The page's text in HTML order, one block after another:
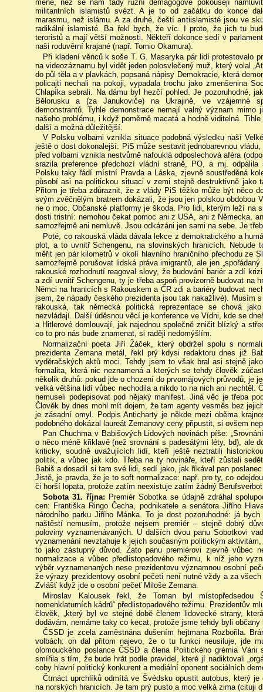
méně, než se nám tady různí demagogové pokoušejí
militantních islamistů svézt. A je to od začátku do konce
marasmu, než islámu. A za druhé, čeští antiislamisté jsou ve
radikální islamisté. Ba řekl bych, že víc. I proto, že jich tu
teroristů a mají větší možnosti. Někteří dokonce sedí v
naši roduvěrní krajané (např. Tomio Okamura).
Při kladení věnců k soše T. G. Masaryka pár lidí protestovalo
na videozáznamu byl vidět jeden polosvlečený muž, který volal
do půl těla a v plavkách, popsaná nápisy Demokracie, která
policajti nechali na pokoji, vypadala trochu jako zmenšenina
Chlapíka sebrali. Na dámu byl hezčí pohled. Je pozoruhodné,
Bělorusku a (za Janukoviče) na Ukrajině, ve vzájemné
demonstrantů. Tyhle demonstrace nemají valný význam
našeho problému, i když poměrně macatá a hodně viditelná.
další a možná důležitější.
V Polsku volbami vznikla situace podobná výsledku naší
ještě o dost dokonalejší: PiS může sestavit jednobarevnou
před volbami vznikla nestvůrně nafouklá odposlechová aféra
srazila preference předchozí vládní straně, PO, a mj. odpálila
Polsku taky řádí místní Pravda a Láska, zjevně soustředěná
působí asi na politickou situaci v zemi stejně destruktivně jako
Přitom je třeba zdůraznit, že z vlády PiS těžko může být něco
svým zvěčnělým bratrem dokázali, že jsou jen polskou obdobou
ne o moc. Občanské platformy je škoda. Pro lidi, kterým leží na
dosti tristní: nemohou čekat pomoc ani z USA, ani z Německa,
samozřejmě ani nemluvě. Jsou odkázáni jen sami na sebe. Je
Poté, co rakouská vláda dávala lekce z demokratického a
plot, a to uvnitř Schengenu, na slovinských hranicích. Nebude
měřit jen pár kilometrů v okolí hlavního hraničního přechodu ze
samozřejmě porušovat lidská práva imigrantů, ale jen
rakouské rozhodnutí reagoval slovy, že budování bariér a zdí
a zdí uvnitř Schengenu, ty je třeba aspoň provizorně budovat na
Němci na hranicích s Rakouskem a ČR zdi a bariéry budovat
jsem, že nápady českého prezidenta jsou tak nakažlivé).
rakouská, tak německá politická reprezentace se chová
nezvládají. Další úděsnou věcí je konference ve Vídni, kde se
a Hitlerové domlouvají, jak najednou společně zničit blízký a
co to pro nás bude znamenat, si raději nedomýšlím.
Normalizační poeta Jiří Žáček, který obdržel spolu s
prezidenta Zemana metál, řekl prý kdysi redaktoru dnes již
vyděračských aktů moci. Tehdy jsem to však bral asi stejně
formalita, která nic neznamená a kterých se tehdy člověk
několik druhů: pokud jde o chození do prvomájových průvodů, je
velká většina lidí vůbec nechodila a nikdo to na nich ani nechtěl.
nemuseli podepisovat pod nějaký manifest. Jiná věc je třeba
Člověk by dnes mohl mít dojem, že tam agenty vesměs bez
je zásadní omyl. Podpis Anticharty je někde mezi oběma
podobného dokázal laureát Zemanovy ceny připustit, si ovšem
Pan Chuchma v Babišových Lidových novinách píše:
o něco méně křiklavě (než srovnání s padesátými léty, bd), ale
kriticky, soudně uvažujících lidí, kteří ještě neztratili
politik, a vůbec jak kdo. Třeba na ty novináře, kteří zůstali
Babiš a dosadil si tam své lidi, sedí jako, jak říkával pan
Jistě, je pravda, že je to soft normalizace: např. pro ty, co
či horší lopata, protože zatím neexistuje zatím žádný
Sobota 31. října: Premiér Sobotka se údajně zdráhal
cen: Františka Ringo Čecha, podnikatele a senátora Jiřího
národního parku Jiřího Mánka. To je dost pozoruhodné: já
naštěstí nemusím, protože nejsem premiér – stejně dobrý
poloviny vyznamenávaných. U dalších dvou panu Sobotkovi
vyznamenání nevztahuje k jejich současným politickým
to jako zástupný důvod. Zato panu premiérovi zjevně vůbec
normalizace a vůbec předlistopadového režimu, k níž jeho
výběr vyznamenaných nese prezidentovu významnou osobní
že výrazy prezidentovy osobní pečeti není nutné vždy a za
Zvlášť když jde o osobní pečeť Miloše Zemana.
Miroslav Kalousek řekl, že Toman byl místopředsedou
nomenklaturních kádrů“ předlistopadového režimu. Prezidentův
člověk, „který byl ve stejné době členem lidovecké strany,
dodávám, nemáme taky co kecat, protože jsme tehdy byli
ČSSD je zcela zaměstnána dušením hejtmana Rozbořila.
volbách: on dal přitom najevo, že o tu funkci neusiluje, jde
olomouckého poslance ČSSD a člena Politického grémia
smířila s tím, že bude hrát podle pravidel, které jí nadiktovali
coby hlavní politický konkurent a mediální oponent sociálních
Čtrnáct uprchlíků odmítá ve Švédsku opustit autobus, který
na norských hranicích. Je tam prý pusto a moc velká zima (cituji